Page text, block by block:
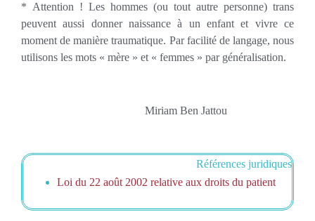
* Attention ! Les hommes (ou tout autre personne) trans
peuvent aussi donner naissance à un enfant et vivre ce
moment de manière traumatique. Par facilité de langage, nous
utilisons les mots « mère » et « femmes » par généralisation.
Miriam Ben Jattou
Références juridiques
Loi du 22 août 2002 relative aux droits du patient